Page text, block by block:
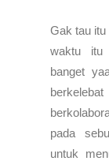
Gak tau itu
waktu itu
banget
pada
untuk